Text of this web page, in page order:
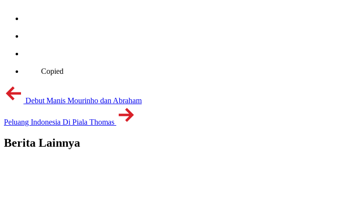
Copied
Debut Manis Mourinho dan Abraham
Peluang Indonesia Di Piala Thomas
Berita Lainnya